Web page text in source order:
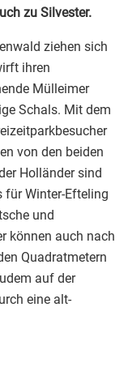
zu Silvester.
ziehen sich
ihren
Mülleimer
Schals. Mit dem
von den beiden
Holländer sind
Winter-Efteling
und
können auch nach
Quadratmetern
auf der
eine alt-